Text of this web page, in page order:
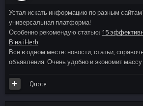
Устал искать информацию по разным
универсальная платформа!
Особенно рекомендую статью: 15
В на iHerb
Всё в одном месте: новости, статьи,
объявления. Очень удобно и экономит
Quote